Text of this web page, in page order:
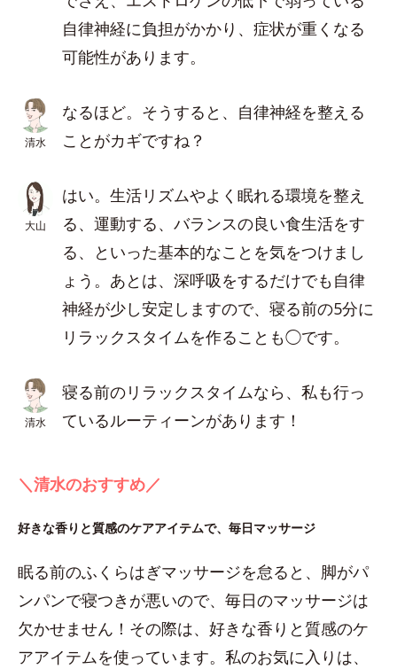
自律神経に負担がかかり、症状が重くなる
可能性があります。
清水
なるほど。そうすると、自律神経を整える
ことがカギですね？
大山
はい。生活リズムやよく眠れる環境を整え
る、運動する、バランスの良い食生活をす
る、といった基本的なことを気をつけまし
ょう。あとは、深呼吸をするだけでも自律
神経が少し安定しますので、寝る前の5分に
リラックスタイムを作ることも◯です。
清水
寝る前のリラックスタイムなら、私も行っ
ているルーティーンがあります！
＼清水のおすすめ／
好きな香りと質感のケアアイテムで、毎日マッサージ
眠る前のふくらはぎマッサージを怠ると、脚がパ
ンパンで寝つきが悪いので、毎日のマッサージは
欠かせません！その際は、好きな香りと質感のケ
アアイテムを使っています。私のお気に入りは、